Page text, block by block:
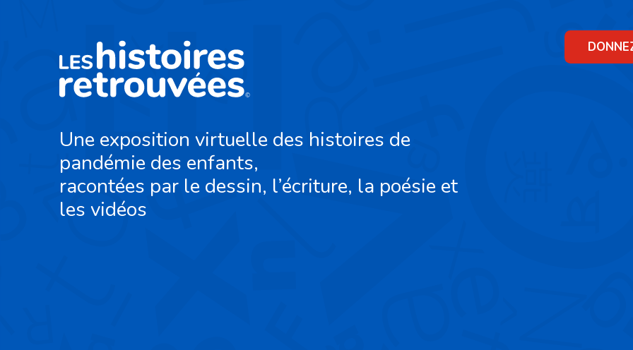
Une exposition virtuelle des histoires de
pandémie des enfants,
racontées par le dessin, l’écriture, la poésie et
les vidéos